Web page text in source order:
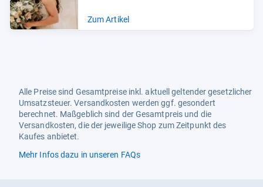
Zum Artikel
Alle Preise sind Gesamtpreise inkl. aktuell geltender gesetzlicher
Umsatzsteuer. Versandkosten werden ggf. gesondert
berechnet. Maßgeblich sind der Gesamtpreis und die
Versandkosten, die der jeweilige Shop zum Zeitpunkt des
Kaufes anbietet.
Mehr Infos dazu in unseren FAQs